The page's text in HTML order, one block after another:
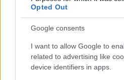
Opted Out
Google consents
I want to allow Google to
related to advertising like
device identifiers in apps.
Fradi: Állítják,
kiszemelhette a vb-
Laidounit -
Tunéziai lapértesülések
szereplő Hertha BSC is
középpályásáért.